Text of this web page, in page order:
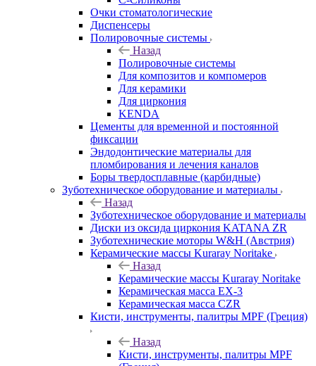
Очки стоматологические
Диспенсеры
Полировочные системы
Назад
Полировочные системы
Для композитов и компомеров
Для керамики
Для циркония
KENDA
Цементы для временной и постоянной
фиксации
Эндодонтические материалы для
пломбирования и лечения каналов
Боры твердосплавные (карбидные)
Зуботехническое оборудование и материалы
Назад
Зуботехническое оборудование и материалы
Диски из оксида циркония KATANA ZR
Зуботехнические моторы W&H (Австрия)
Керамические массы Kuraray Noritake
Назад
Керамические массы Kuraray Noritake
Керамическая масса EX-3
Керамическая масса CZR
Кисти, инструменты, палитры MPF (Греция)
Назад
Кисти, инструменты, палитры MPF